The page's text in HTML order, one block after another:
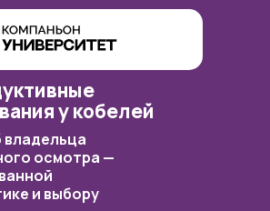
у кобелей
осмотра —
и выбору